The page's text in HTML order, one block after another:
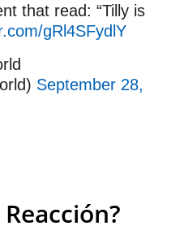
that read: “Tilly is
gRl4SFydlY
September 28,